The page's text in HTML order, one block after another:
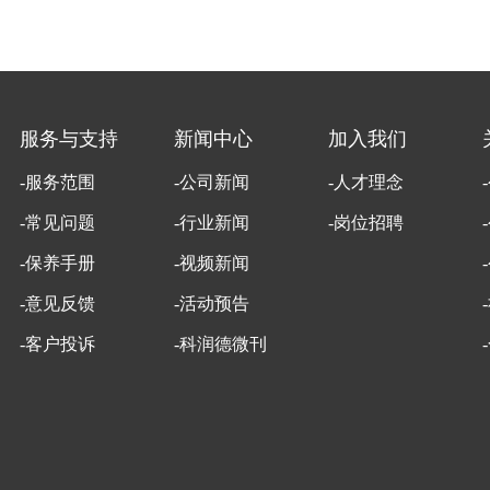
服务与支持
-服务范围
-常见问题
-保养手册
-意见反馈
-客户投诉
新闻中心
-公司新闻
-行业新闻
-视频新闻
-活动预告
-科润德微刊
加入我们
-人才理念
-岗位招聘